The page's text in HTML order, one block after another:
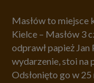
Masłów to miejsce
Kielce – Masłów 3
odprawł papież
wydarzenie, stoi na
Odsłonięto go w